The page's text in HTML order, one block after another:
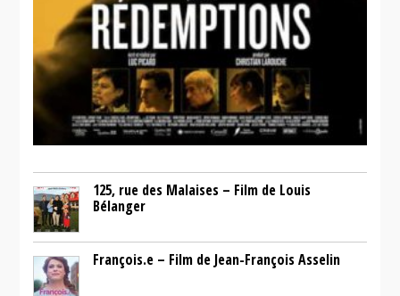
125, rue des Malaises – Film de Louis
Bélanger
François.e – Film de Jean-François Asselin